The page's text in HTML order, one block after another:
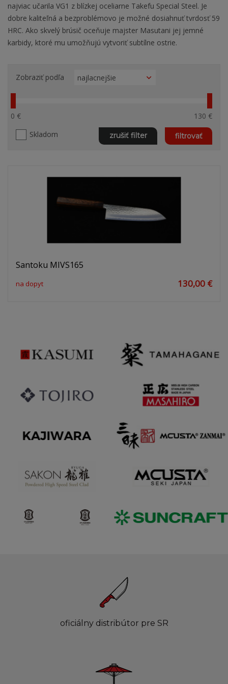
najviac učarila VG1 z blízkej oceliarne Takefu Special Steel. Je
dobre kaliteľná a bezproblémovo je možné dosiahnuť tvrdosť 59
HRC. Ako skvelý brúsič oceňuje majster Masutani jej jemné
karbidy, ktoré mu umožňujú vytvoriť subtílne ostrie.
0 €
130 €
Skladom
filtrovať
zrušiť filter
Zobraziť podľa
Santoku MIVS165
na dopyt 130,00 €
oficiálny distribútor pre SR